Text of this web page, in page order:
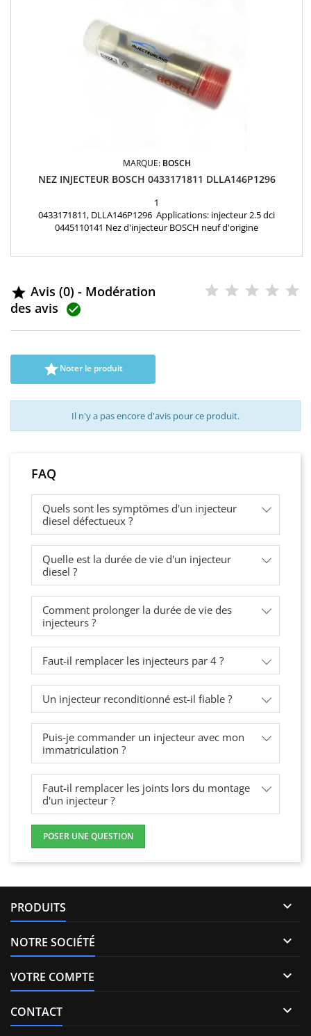
MARQUE: BOSCH
NEZ INJECTEUR BOSCH 0433171811 DLLA146P1296
1
0433171811, DLLA146P1296 Applications: injecteur 2.5 dci
0445110141 Nez d'injecteur BOSCH neuf d'origine
 Avis (0) - Modération
des avis 
Noter le produit
Il n'y a pas encore d'avis pour ce produit.
FAQ
Quels sont les symptômes d'un injecteur
diesel défectueux ?
Quelle est la durée de vie d'un injecteur
diesel ?
Comment prolonger la durée de vie des
injecteurs ?
Faut-il remplacer les injecteurs par 4 ?
Un injecteur reconditionné est-il fiable ?
Puis-je commander un injecteur avec mon
immatriculation ?
Faut-il remplacer les joints lors du montage
d'un injecteur ?
POSER UNE QUESTION
PRODUITS 
NOTRE SOCIÉTÉ 
VOTRE COMPTE 
CONTACT 